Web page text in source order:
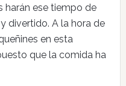
harán ese tiempo de
divertido. A la hora de
en esta
que la comida ha